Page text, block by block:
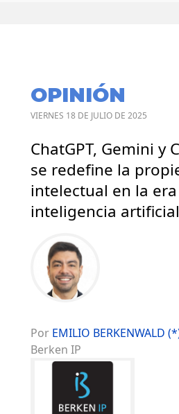
OPINIÓN
VIERNES 18 DE JULIO DE 2025
ChatGPT, Gemini y
se redefine la
intelectual en la
inteligencia artificial
Por EMILIO BERKENWALD
Berken IP